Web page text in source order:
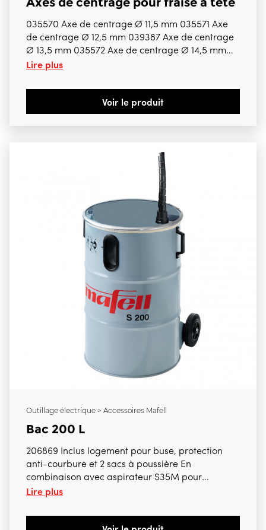
035570 Axe de centrage Ø 11,5 mm 035571 Axe
de centrage Ø 12,5 mm 039387 Axe de centrage
Ø 13,5 mm 035572 Axe de centrage Ø 14,5 mm
035573 Axe de centrage Ø 15,5 mm 035574 Axe
Ø 17,5 mm 035577 Axe de centrage Ø 19,5 mm
035578 Axe de centrage Ø 21,5 mm Bien préciser
la référence choisie Pour ZB100ES
Lire plus
Voir le produit
Outillage électrique > Accessoires Mafell
Bac 200 L
206869 Inclus logement pour buse, protection
anti-courbure et 2 sacs à poussière En
combinaison avec aspirateur S35M pour
composer l'aspirateur S200 Pour DSS300cc,
Lire plus